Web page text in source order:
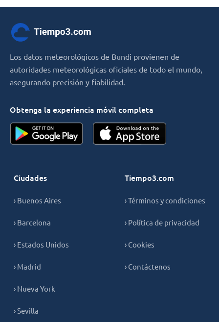
Los datos meteorológicos de Bundi provienen de
autoridades meteorológicas oficiales de todo el mundo,
asegurando precisión y fiabilidad.
Obtenga la experiencia móvil completa
Ciudades
› Buenos Aires
› Barcelona
› Estados Unidos
› Madrid
› Nueva York
› Sevilla
Tiempo3.com
› Términos y condiciones
› Política de privacidad
› Cookies
› Contáctenos